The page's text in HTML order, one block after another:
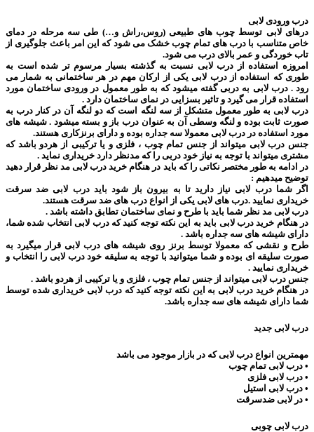
درب ورودی لابی
درهای لابی توسط چوب های طبیعی (روس،راش و…) طی سه مرحله در دمای
خاص متناسب با درب های تمام چوب خشک می شود که این امر باعث جلوگیری از
تاب خوردگی و عمر بالای درب می شود.
امروزه استفاده از درب لابی نسبت به گذشته بسیار مرسوم تر شده است به
طوری که استفاده از درب لابی یکی از ارکان مهم در هر ساختمانی به شمار می
رود . درب لابی به دربی گفته میشود که به طور معمول در ورودی ساختمان مورد
استفاده قرار می گیرد و تاثیر بسزایی در نمای ساختمان دارد .
درب لابی به طور معمول متشکل از سه لنگه است که دو لنگه آن در کنار درب به
صورت ثابت بوده و لنگه وسطی آن به عنوان درب باز و بسته میشود . شیشه های
مورد استفاده در درب لابی معمولا سه جداره بوده و دارای برنزکاری هستند.
جنس درب لابی میتواند از جنس تمام چوب ، فلزی و یا ترکیبی از هردو باشد که
مشتری میتواند با توجه به نیاز خود دربی را که مدنظر دارد خریداری نماید .
در ادامه به طور مختصر نکاتی را که باید در هنگام خرید درب لابی مد نظر قرار دهید
توضیح میدهیم :
اگر شما درب لابی نیاز دارید تا به بیرون باز شود باید درب لابی ضد سرقت
خریداری نمایید .درب های لابی یکی از انواع درب های ضد سرقت هستند.
درب لابی مد نظر شما باید با طرح و نمای ساختمان تطابق داشته باشد .
در هنگام خرید درب لابی باید به این نکته توجه کنید که درب لابی انتخاب شده شما،
دارای شیشه های سه جداره باشد .
طرح و نقشی که معمولا توسط برنز روی شیشه های درب لابی قرار میگیرد به
صورت سلیقه ای بوده و شما میتوانید با توجه به سلیقه خود درب لابی را انتخاب و
خریداری نمایید .
جنس درب لابی میتواند از جنس تمام چوب ، فلزی و یا ترکیبی از هردو باشد .
در هنگام خرید درب لابی به این نکته توجه کنید که درب لابی خریداری شده توسط
شما دارای شیشه های سه جداره باشد.
درب لابی جدید
مهمترین انواع درب لابی که در بازار موجود می باشد
• درب لابی تمام چوب
• درب لابی فلزی
• درب لابی استیل
• در لابی ضدسرقت
درب لابی چوبی